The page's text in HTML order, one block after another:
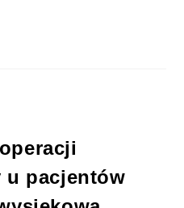
u pacjentów